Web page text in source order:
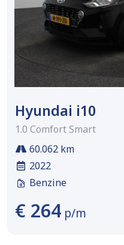
Hyundai i10
1.0 Comfort Smart
60.062 km
2022
Benzine
€ 264 p/m